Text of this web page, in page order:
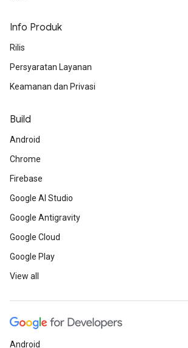
Info Produk
Rilis
Persyaratan Layanan
Keamanan dan Privasi
Build
Android
Chrome
Firebase
Google AI Studio
Google Antigravity
Google Cloud
Google Play
View all
Android